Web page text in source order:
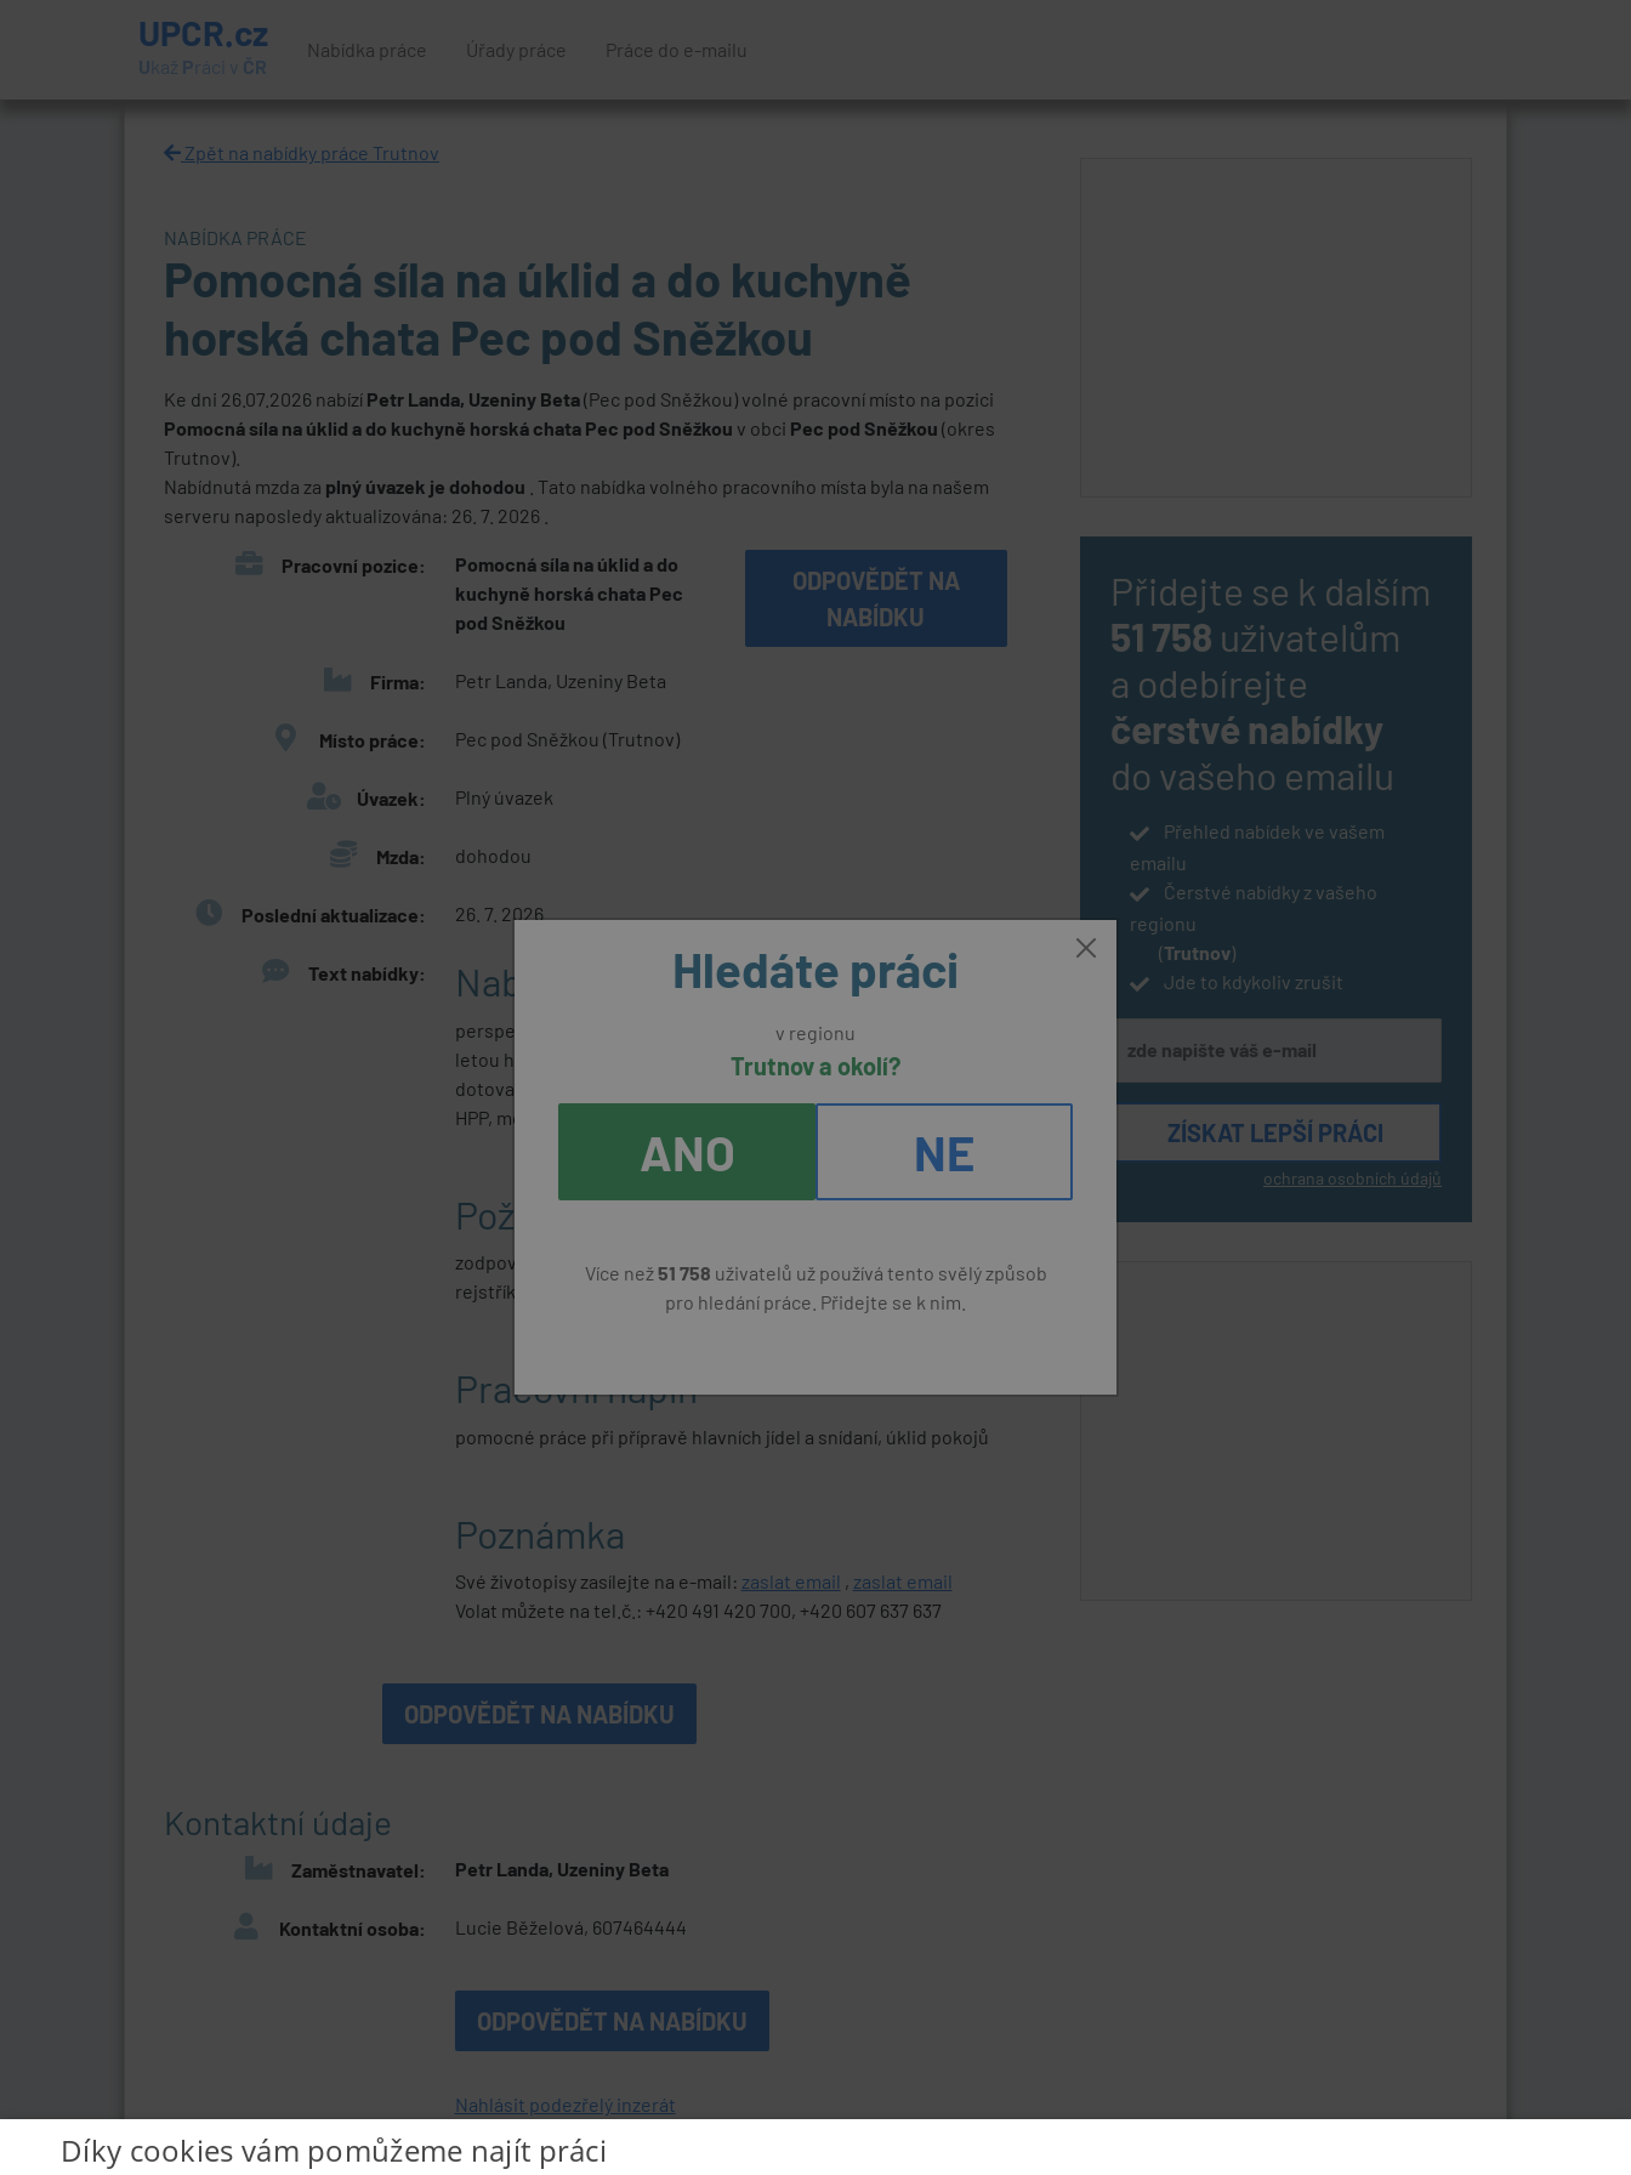
UPCR.cz
U kaž P ráci v ČR
Nabídka práce Úřady práce Práce do e-mailu
Zpět na nabídky práce Trutnov
NABÍDKA PRÁCE
Pomocná síla na úklid a do kuchyně
horská chata Pec pod Sněžkou
Ke dni 26.07.2026 nabízí Petr Landa, Uzeniny Beta(Pec pod Sněžkou) volné pracovní místo na pozici
Pomocná síla na úklid a do kuchyně horská chata Pec pod Sněžkou v obci Pec pod Sněžkou (okres
Trutnov).
Nabídnutá mzda za plný úvazek je dohodou
. Tato nabídka volného pracovního místa byla na našem
serveru naposledy aktualizována: 26. 7. 2026 .
Pracovní pozice:
Pomocná síla na úklid a do
kuchyně horská chata Pec
pod Sněžkou
ODPOVĚDĚT NA
NABÍDKU
Firma: Petr Landa, Uzeniny Beta
Místo práce: Pec pod Sněžkou (Trutnov)
Úvazek: Plný úvazek
Mzda: dohodou
Poslední aktualizace: 26. 7. 2026
Text nabídky: Nabízíme
perspektivu stálého zaměstnání u zaměstnavatele s více než 25ti
letou historií
dotované stravování
HPP, možnost brigády, DPP, DPČ
Požadujeme
zodpovědnost, smysl pro pořádek, dochvilnost, čistý trestní
rejstřík
Pracovní náplň
pomocné práce při přípravě hlavních jídel a snídaní, úklid pokojů
Poznámka
Své životopisy zasílejte na e-mail: zaslat email , zaslat email
Volat můžete na tel.č.: +420 491 420 700, +420 607 637 637
ODPOVĚDĚT NA NABÍDKU
Kontaktní údaje
Zaměstnavatel: Petr Landa, Uzeniny Beta
Kontaktní osoba: Lucie Běželová, 607464444
ODPOVĚDĚT NA NABÍDKU
Nahlásit podezřelý inzerát
Přidejte se k dalším
51 758 uživatelům
a odebírejte
čerstvé nabídky
do vašeho emailu
Přehled nabídek ve vašem
emailu
Čerstvé nabídky z vašeho
regionu
(Trutnov)
Jde to kdykoliv zrušit
ochrana osobních údajů
Hledáte práci
v regionu
Trutnov a okolí?
ANO NE
Více než 51 758 uživatelů už používá tento svělý způsob
pro hledání práce. Přidejte se k nim.
Díky cookies vám pomůžeme najít práci